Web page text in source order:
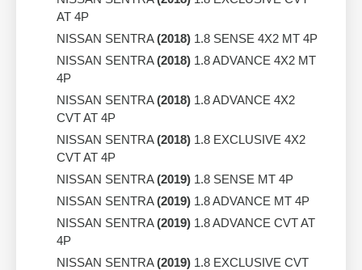
AT 4P
NISSAN SENTRA(2018) 1.8 SENSE 4X2 MT 4P
NISSAN SENTRA(2018) 1.8 ADVANCE 4X2 MT
4P
NISSAN SENTRA(2018) 1.8 ADVANCE 4X2
CVT AT 4P
NISSAN SENTRA(2018) 1.8 EXCLUSIVE 4X2
CVT AT 4P
NISSAN SENTRA(2019) 1.8 SENSE MT 4P
NISSAN SENTRA(2019) 1.8 ADVANCE MT 4P
NISSAN SENTRA(2019) 1.8 ADVANCE CVT AT
4P
NISSAN SENTRA(2019) 1.8 EXCLUSIVE CVT